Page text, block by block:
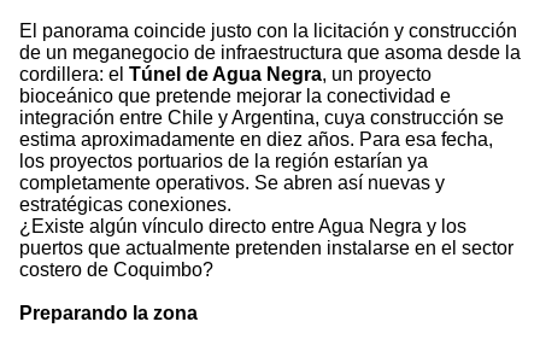
El panorama coincide justo con la licitación y construcción
de un meganegocio de infraestructura que asoma desde la
cordillera: el Túnel de Agua Negra, un proyecto
bioceánico que pretende mejorar la conectividad e
integración entre Chile y Argentina, cuya construcción se
estima aproximadamente en diez años. Para esa fecha,
los proyectos portuarios de la región estarían ya
completamente operativos. Se abren así nuevas y
estratégicas conexiones.
¿Existe algún vínculo directo entre Agua Negra y los
puertos que actualmente pretenden instalarse en el sector
costero de Coquimbo?
Preparando la zona